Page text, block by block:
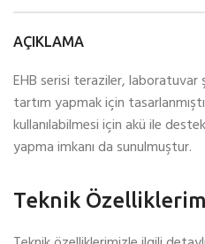
AÇIKLAMA
EHB serisi teraziler,
tartım yapmak için
kullanılabilmesi için akü ile
yapma imkanı da sunulmuştur.
Teknik